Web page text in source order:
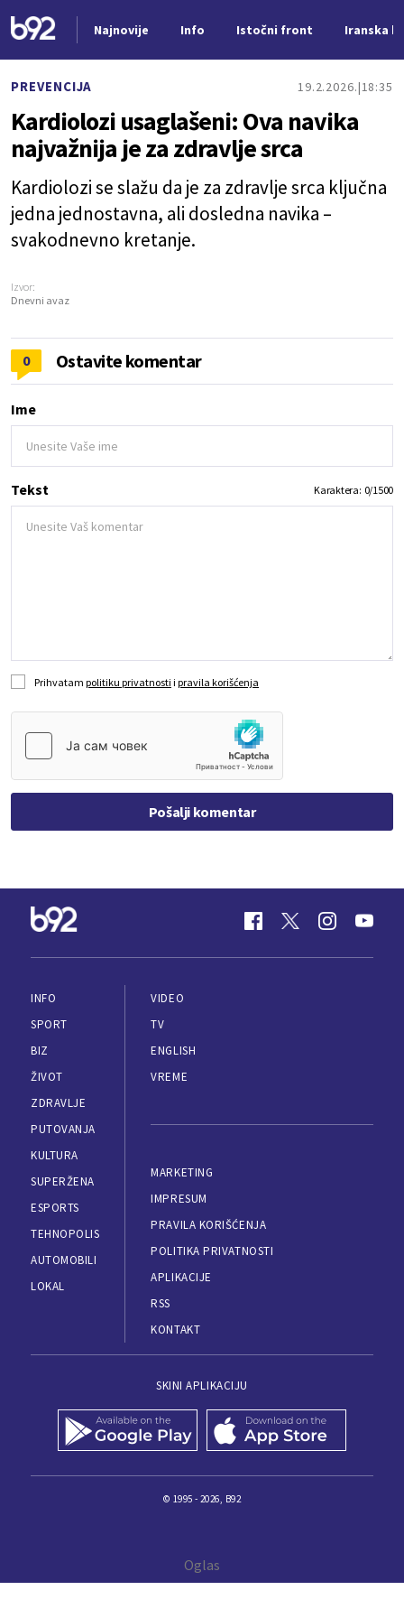
Najnovije Info Istočni front Iranska
PREVENCIJA 19.2.2026. 18:35
Kardiolozi usaglašeni: Ova navika
najvažnija je za zdravlje srca
Kardiolozi se slažu da je za zdravlje srca ključna
jedna jednostavna, ali dosledna navika –
svakodnevno kretanje.
Izvor:
Dnevni avaz
0 Ostavite komentar
Ime
Tekst Karaktera: 0/1500
Prihvatam politiku privatnosti i pravila korišćenja
Pošalji komentar
INFO
SPORT
BIZ
ŽIVOT
ZDRAVLJE
PUTOVANJA
KULTURA
SUPERŽENA
ESPORTS
TEHNOPOLIS
AUTOMOBILI
LOKAL
VIDEO
TV
ENGLISH
VREME
MARKETING
IMPRESUM
PRAVILA KORIŠĆENJA
POLITIKA PRIVATNOSTI
APLIKACIJE
RSS
KONTAKT
SKINI APLIKACIJU
© 1995 - 2026, B92